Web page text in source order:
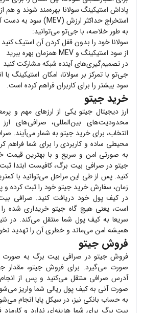
پاداش استیکینگ سولانا بهره‌مند شوند و هم
استخراج حداکثر ارزش (MEV) سود به دست آورند.
به طور خلاصه، با جی‌تو می‌توانید:
سولانا خود را بدون قفل کردن آن استیک کنید
از سود استیکینگ و MEV همزمان بهره ببرید
در تصمیم‌گیری‌های آینده شبکه مشارکت کنید
جی‌تو با تمرکز بر سولانا، امکان استیکینگ
سود بیشتر را برای کاربران فراهم کرده است.
خرید جیتو
ارز دیجیتال جیتو یکی از ارزهای مهم و
محدودیت‌های بین‌المللی، صرافی‌های ارز
انتخاب، برای خرید جیتو به شمار می‌آیند.
محیطی ساده و کاربردی را برای شما فراهم
به صورتی امن و سریع و با بهترین قیمت
جیتو در صرافی بیت برگ، کافیست ابتدا
کنید. پس از طی این مراحل می‌توانید با
زمان، سفارش خرید جیتوخود را ثبت کرده و
است، یعنی هیچ گاه جیتو خریداری شده
سریعا به کیف پول شما منتقل می‌کند. در
همیشه امن می‌ماند و خطری آن را تهدید
فروش جیتو
فروش جیتو در صرافی بیت برگ به صورت
صورت می‌گیرد. برای فروش جیتو، مقدار
آدرس صرافی منتقل می‌کنید و پس از
صورت آنی به کیف پول ریالی شما واریز
به حساب بانکی نیز، در سیکل پایا انجام
بیت برگ برای شما هزینه‌ای ندارد و